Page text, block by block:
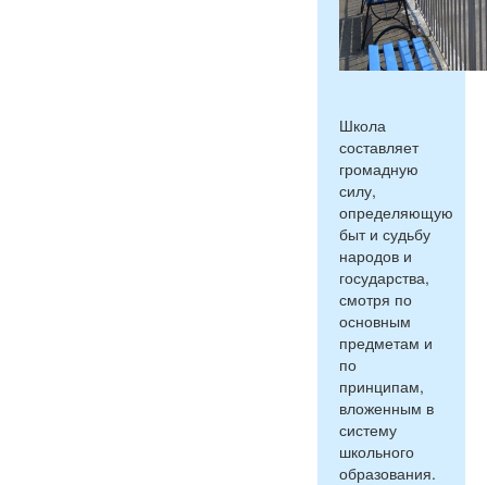
Школа
составляет
громадную
силу,
определяющую
быт и судьбу
народов и
государства,
смотря по
основным
предметам и
по
принципам,
вложенным в
систему
школьного
образования.